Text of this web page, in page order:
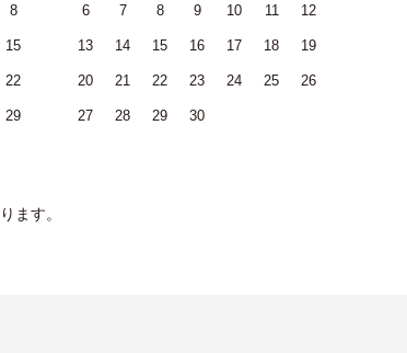
8
15
22
29
6 7 8 9 10 11 12
13 14 15 16 17 18 19
20 21 22 23 24 25 26
27 28 29 30
ます。